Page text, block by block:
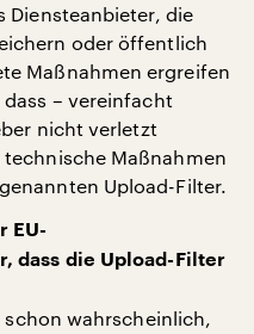
Diensteanbieter, die
oder öffentlich
Maßnahmen ergreifen
– vereinfacht
nicht verletzt
Maßnahmen
Upload-Filter.
EU-
dass die Upload-Filter
schon wahrscheinlich,